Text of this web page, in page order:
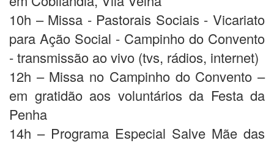
10h – Missa - Pastorais Sociais - Vicariato
para Ação Social - Campinho do Convento
- transmissão ao vivo (tvs, rádios, internet)
12h – Missa no Campinho do Convento –
em gratidão aos voluntários da Festa da
Penha
14h – Programa Especial Salve Mãe das